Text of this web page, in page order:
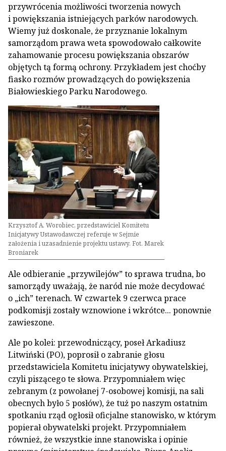
przywrócenia możliwości tworzenia nowych
i powiększania istniejących parków narodowych.
Wiemy już doskonale, że przyznanie lokalnym
samorządom prawa weta spowodowało całkowite
zahamowanie procesu powiększania obszarów
objętych tą formą ochrony. Przykładem jest choćby
fiasko rozmów prowadzących do powiększenia
Białowieskiego Parku Narodowego.
Krzysztof A. Worobiec, przedstawiciel Komitetu
Inicjatywy Ustawodawczej referuje w Sejmie
założenia i uzasadnienie projektu ustawy. Fot. Marek
Broniarek
Ale odbieranie „przywilejów” to sprawa trudna, bo
samorządy uważają, że naród nie może decydować
o „ich” terenach. W czwartek 9 czerwca prace
podkomisji zostały wznowione i wkrótce... ponownie
zawieszone.
Ale po kolei: przewodniczący, poseł Arkadiusz
Litwiński (PO), poprosił o zabranie głosu
przedstawiciela Komitetu inicjatywy obywatelskiej,
czyli piszącego te słowa. Przypomniałem więc
zebranym (z powołanej 7-osobowej komisji, na sali
obecnych było 5 posłów), że tuż po naszym ostatnim
spotkaniu rząd ogłosił oficjalne stanowisko, w którym
popierał obywatelski projekt. Przypomniałem
również, że wszystkie inne stanowiska i opinie